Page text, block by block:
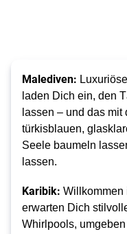
Malediven:
laden Dich ein, den
lassen – und das
türkisblauen,
Seele baumeln
lassen.
Karibik: Willkommen
erwarten Dich
Whirlpools,